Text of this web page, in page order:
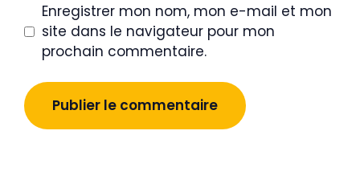
Enregistrer mon nom, mon e-mail et mon
site dans le navigateur pour mon
prochain commentaire.